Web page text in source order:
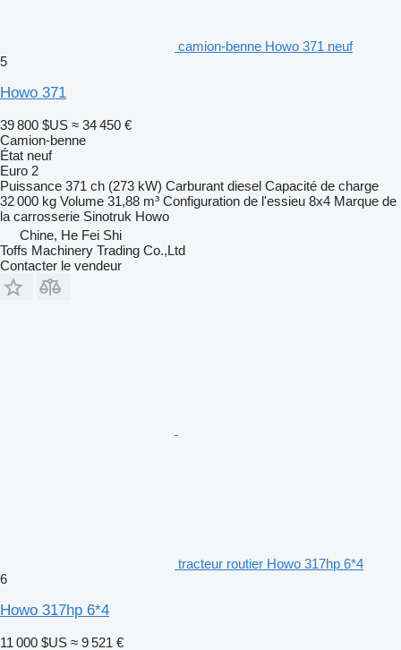
camion-benne Howo 371 neuf
5
Howo 371
39 800 $US ≈ 34 450 €
Camion-benne
État neuf
Euro 2
Puissance 371 ch (273 kW) Carburant diesel Capacité de charge
32 000 kg Volume 31,88 m³ Configuration de l'essieu 8x4 Marque de
la carrosserie Sinotruk Howo
Chine, He Fei Shi
Toffs Machinery Trading Co.,Ltd
Contacter le vendeur
tracteur routier Howo 317hp 6*4
6
Howo 317hp 6*4
11 000 $US ≈ 9 521 €